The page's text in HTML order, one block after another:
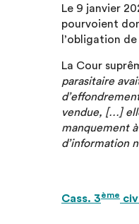
Le 9 janvier
pourvoient
l’obligation
La Cour
parasitaire
vendue, […]
manquement
d’information
Cass. 3ème